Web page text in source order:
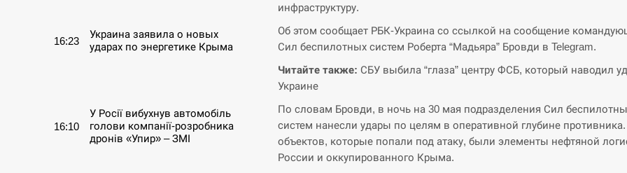
16:23
Украина заявила о новых
ударах по энергетике Крыма
16:10
У Росії вибухнув автомобіль
голови компанії-розробника
дронів «Упир» – ЗМІ
инфраструктуру.
Об этом сообщает РБК-Украина со ссылкой на сообщение
Сил беспилотных систем Роберта “Мадьяра” Бровди в Telegram.
Читайте также: СБУ выбила “глаза” центру ФСБ, который наводил
Украине
По словам Бровди, в ночь на 30 мая подразделения Сил
систем нанесли удары по целям в оперативной глубине
объектов, которые попали под атаку, были элементы нефтяной
России и оккупированного Крыма.